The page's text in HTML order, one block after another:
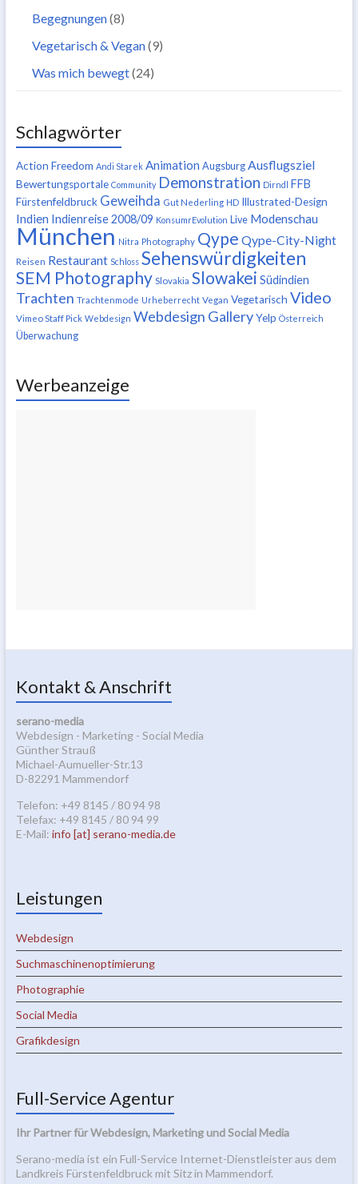
Begegnungen(8)
Vegetarisch & Vegan(9)
Was mich bewegt(24)
Schlagwörter
Action Freedom Andi Starek Animation Augsburg Ausflugsziel
Bewertungsportale Community Demonstration Dirndl FFB
Fürstenfeldbruck Geweihda Gut Nederling HD Illustrated-Design
Indien Indienreise 2008/09 KonsumrEvolution Live Modenschau
München Nitra Photography Qype Qype-City-Night
Reisen Restaurant Schloss Sehenswürdigkeiten
SEM Photography Slovakia Slowakei Südindien
Trachten Trachtenmode Urheberrecht Vegan Vegetarisch Video
Vimeo Staff Pick Webdesign Webdesign Gallery Yelp Österreich
Überwachung
Werbeanzeige
Kontakt & Anschrift
serano-media
Webdesign - Marketing - Social Media
Günther Strauß
Michael-Aumueller-Str.13
D-82291 Mammendorf
Telefon: +49 8145 / 80 94 98
Telefax: +49 8145 / 80 94 99
E-Mail: info [at] serano-media.de
Leistungen
Webdesign
Suchmaschinenoptimierung
Photographie
Social Media
Grafikdesign
Full-Service Agentur
Ihr Partner für Webdesign, Marketing und Social Media
Serano-media ist ein Full-Service Internet-Dienstleister aus dem
Landkreis Fürstenfeldbruck mit Sitz in Mammendorf.